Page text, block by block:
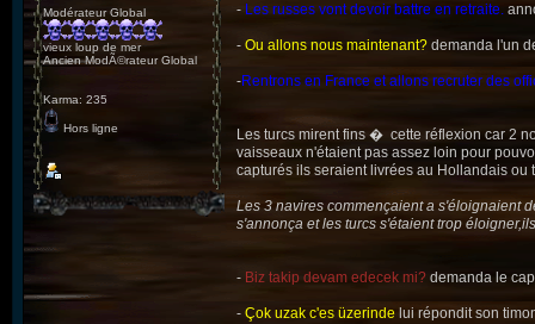
Modérateur Global
vieux loup de mer
Ancien ModÃ©rateur Global
Karma: 235
Hors ligne
- Les russes vont devoir battre en retraite.
- Ou allons nous maintenant? demanda l'un
-Rentrons en France et allons recruter des
Les turcs mirent fins � cette réflexion car 2
vaisseaux n'étaient pas assez loin pour
capturés ils seraient livrées au Hollandais ou
Les 3 navires commençaient a s'éloignaient
s'annonça et les turcs s'étaient trop
- Biz takip devam edecek mi? demanda le
- Çok uzak c'es üzerinde lui répondit son